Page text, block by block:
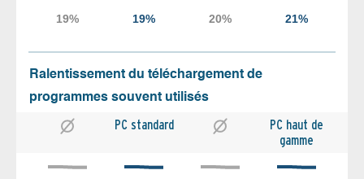
Ralentissement du téléchargement de
programmes souvent utilisés
PC standard
PC haut de
gamme